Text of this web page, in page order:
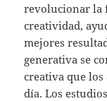
revolucionar la
creatividad,
mejores
generativa se
creativa que
día. Los